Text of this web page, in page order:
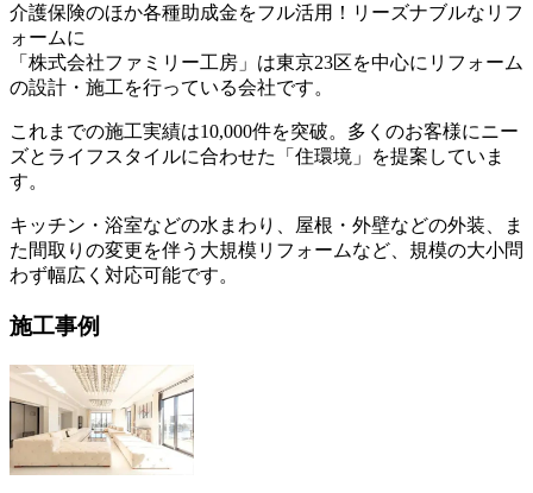
介護保険のほか各種助成金をフル活用！リーズナブルなリフ
ォームに
「株式会社ファミリー工房」は東京23区を中心にリフォーム
の設計・施工を行っている会社です。
これまでの施工実績は10,000件を突破。多くのお客様にニー
ズとライフスタイルに合わせた「住環境」を提案していま
す。
キッチン・浴室などの水まわり、屋根・外壁などの外装、ま
た間取りの変更を伴う大規模リフォームなど、規模の大小問
わず幅広く対応可能です。
施工事例